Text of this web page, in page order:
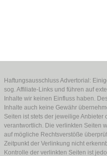
Haftungsausschluss Advertorial:
sog. Affiliate-Links und führen auf
Inhalte wir keinen Einfluss haben.
Inhalte auch keine Gewähr
Seiten ist stets der jeweilige Anbieter
verantwortlich. Die verlinkten Seiten
auf mögliche Rechtsverstöße
Zeitpunkt der Verlinkung nicht
Kontrolle der verlinkten Seiten ist